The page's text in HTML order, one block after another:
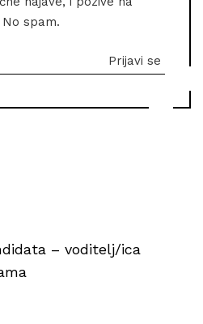
spam.
– voditelj/ica